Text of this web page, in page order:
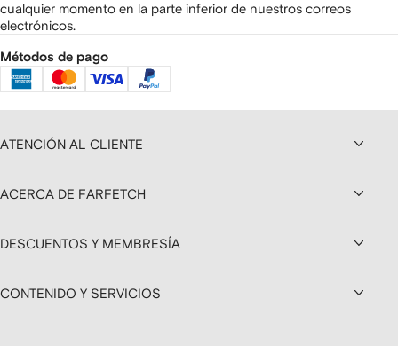
cualquier momento en la parte inferior de nuestros correos
electrónicos.
Métodos de pago
ATENCIÓN AL CLIENTE
ACERCA DE FARFETCH
DESCUENTOS Y MEMBRESÍA
CONTENIDO Y SERVICIOS